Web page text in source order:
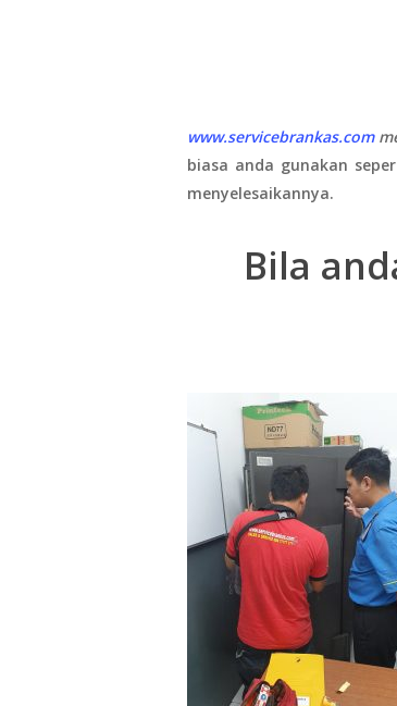
www.servicebrankas.com
biasa anda gunakan
menyelesaikannya.
Bila